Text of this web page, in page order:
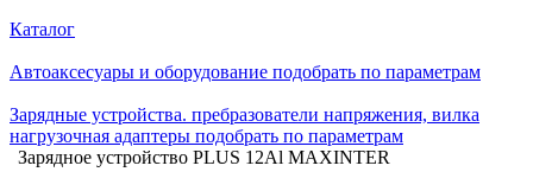
Каталог
Автоаксесуары и оборудование подобрать по параметрам
Зарядные устройства. пребразователи напряжения, вилка
нагрузочная адаптеры подобрать по параметрам
Зарядное устройство PLUS 12Al MAXINTER